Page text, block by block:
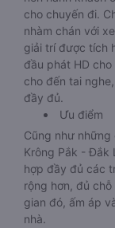
cho chuyến đi.
nhàm chán với
giải trí được tích
đầu phát HD
cho đến tai
đầy đủ.
Ưu điểm
Cũng như
Krông Pắk - Đắk
hợp đầy đủ các
rộng hơn, đủ
gian đó, ấm áp
nhà.